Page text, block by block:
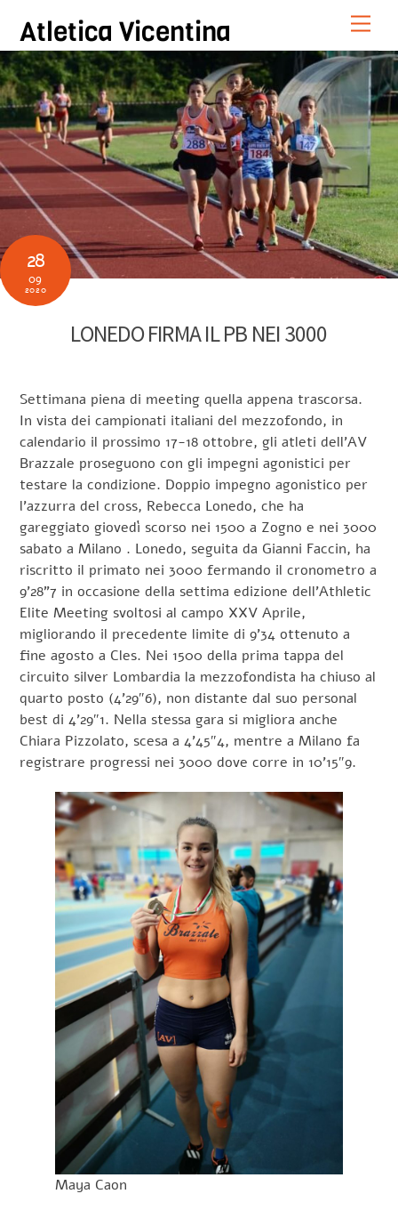
content
Atletica Vicentina
28
09
2020
LONEDO FIRMA IL PB NEI 3000
Settimana piena di meeting quella appena trascorsa.
In vista dei campionati italiani del mezzofondo, in
calendario il prossimo 17-18 ottobre, gli atleti dell’AV
Brazzale proseguono con gli impegni agonistici per
testare la condizione. Doppio impegno agonistico per
l’azzurra del cross, Rebecca Lonedo, che ha
gareggiato giovedì scorso nei 1500 a Zogno e nei 3000
sabato a Milano . Lonedo, seguita da Gianni Faccin, ha
riscritto il primato nei 3000 fermando il cronometro a
9’28”7 in occasione della settima edizione dell’Athletic
Elite Meeting svoltosi al campo XXV Aprile,
migliorando il precedente limite di 9’34 ottenuto a
fine agosto a Cles. Nei 1500 della prima tappa del
circuito silver Lombardia la mezzofondista ha chiuso al
quarto posto (4’29″6), non distante dal suo personal
best di 4’29″1. Nella stessa gara si migliora anche
Chiara Pizzolato, scesa a 4’45″4, mentre a Milano fa
registrare progressi nei 3000 dove corre in 10’15″9.
Maya Caon